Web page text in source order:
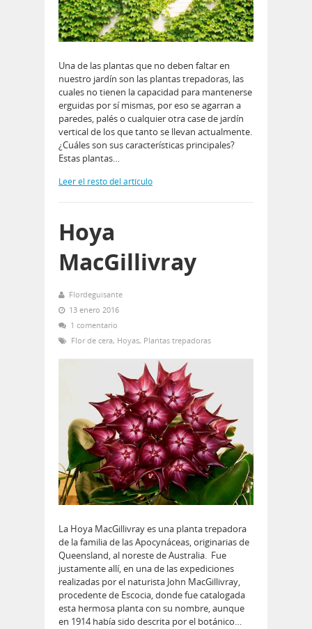
Una de las plantas que no deben faltar en
nuestro jardín son las plantas trepadoras, las
cuales no tienen la capacidad para mantenerse
erguidas por sí mismas, por eso se agarran a
paredes, palés o cualquier otra case de jardín
vertical de los que tanto se llevan actualmente.
¿Cuáles son sus características principales?
Estas plantas…
Leer el resto del artículo
Hoya
MacGillivray
Flordeguisante
13 enero 2016
1 comentario
Flor de cera, Hoyas, Plantas trepadoras
La Hoya MacGillivray es una planta trepadora
de la familia de las Apocynáceas, originarias de
Queensland, al noreste de Australia. Fue
justamente allí, en una de las expediciones
realizadas por el naturista John MacGillivray,
procedente de Escocia, donde fue catalogada
esta hermosa planta con su nombre, aunque
en 1914 había sido descrita por el botánico…